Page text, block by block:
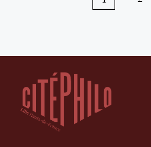
publications